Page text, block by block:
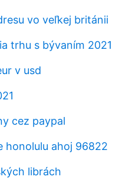
vo veľkej británii
trhu s bývaním 2021
v usd
cez paypal
honolulu ahoj 96822
librách